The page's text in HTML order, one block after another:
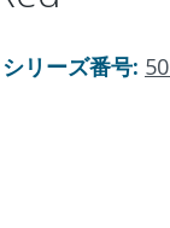
シリーズ番号: